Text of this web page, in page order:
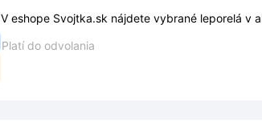
V eshope Svojtka.sk nájdete vybrané leporelá v
Platí do odvolania